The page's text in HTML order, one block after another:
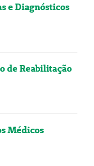
e Diagnósticos
de Reabilitação
Médicos